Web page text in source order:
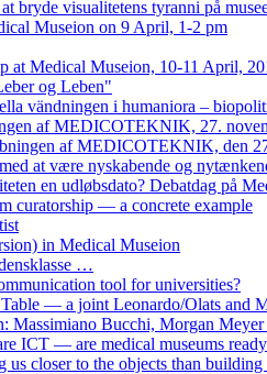
bryde visualitetens tyranni på
Museion on 9 April, 1-2 pm
at Medical Museion, 10-11 April,
og Leben"
vändningen i humaniora –
af MEDICOTEKNIK, 27.
af MEDICOTEKNIK, den
at være nyskabende og
en udløbsdato? Debatdag på
curatorship — a concrete example
in Medical Museion
…
tool for universities?
— a joint Leonardo/Olats and
Massimiano Bucchi, Morgan Meyer
ICT — are medical museums
closer to the objects than